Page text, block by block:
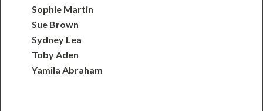
Sophie Martin
Sue Brown
Sydney Lea
Toby Aden
Yamila Abraham